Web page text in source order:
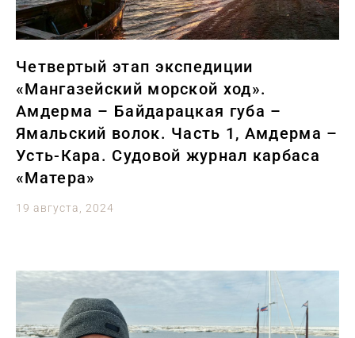
Четвертый этап экспедиции
«Мангазейский морской ход».
Амдерма – Байдарацкая губа –
Ямальский волок. Часть 1, Амдерма –
Усть-Кара. Судовой журнал карбаса
«Матера»
19 августа, 2024